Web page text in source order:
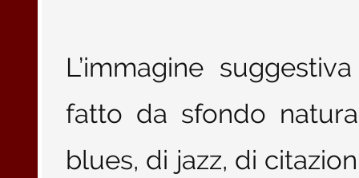
L’immagine
fatto da sfondo
blues, di jazz, di